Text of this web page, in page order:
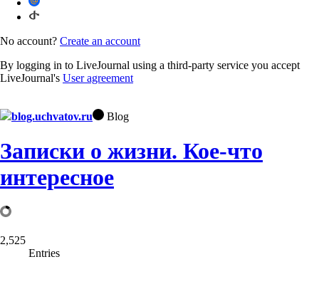
No account? Create an account
By logging in to LiveJournal using a third-party service you accept
LiveJournal's User agreement
blog.uchvatov.ru Blog
Записки о жизни. Кое-что
интересное
2,525
Entries